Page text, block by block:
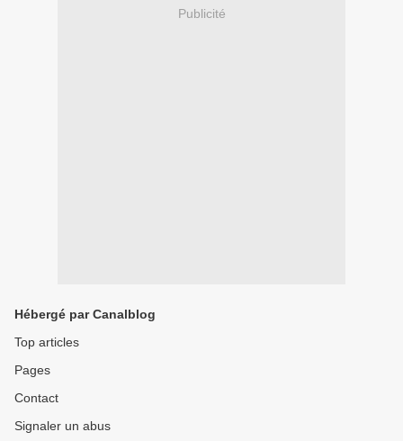
Publicité
Hébergé par Canalblog
Top articles
Pages
Contact
Signaler un abus